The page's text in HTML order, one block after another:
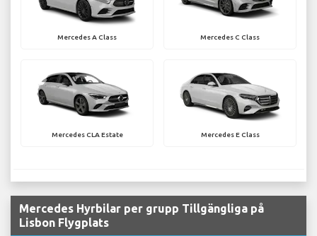
Mercedes A Class Mercedes C Class
Mercedes CLA Estate Mercedes E Class
Mercedes Hyrbilar per grupp Tillgängliga på
Lisbon Flygplats